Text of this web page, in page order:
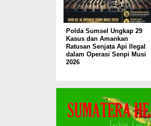
Polda Sumsel Ungkap 29
Kasus dan Amankan
Ratusan Senjata Api Ilegal
dalam Operasi Senpi Musi
2026